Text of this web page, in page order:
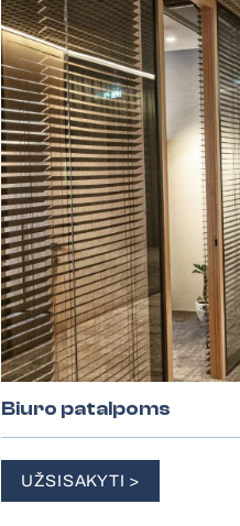
Biuro patalpoms
UŽSISAKYTI >